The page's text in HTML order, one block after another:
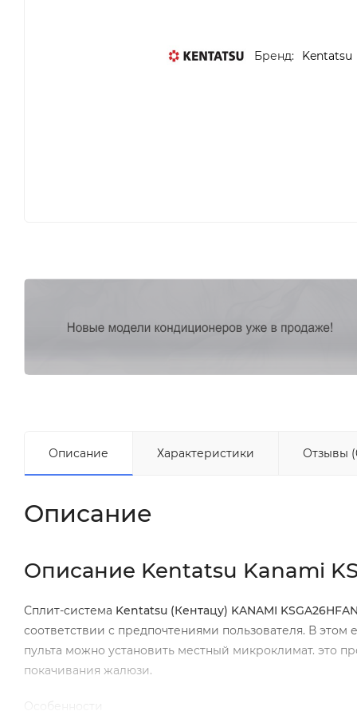
Бренд: Kentatsu
Описание Характеристики Отзывы
Описание
Описание Kentatsu Kanami
Сплит-система Kentatsu (Кентацу) KANAMI
соответствии с предпочтениями пользователя. В
пульта можно установить местный микроклимат. это
покачивания жалюзи.
Особенности